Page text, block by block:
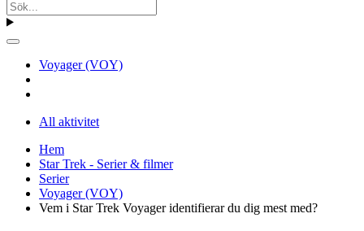
Voyager (VOY)
All aktivitet
Hem
Star Trek - Serier & filmer
Serier
Voyager (VOY)
Vem i Star Trek Voyager identifierar du dig mest med?